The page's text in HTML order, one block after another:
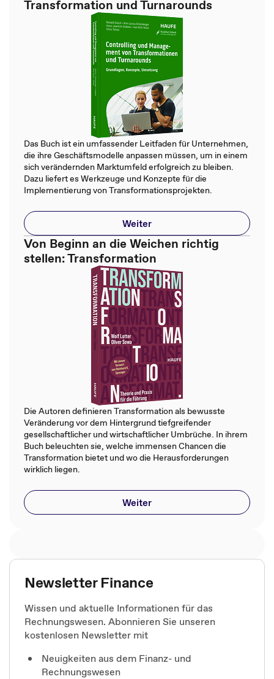
Transformation und Turnarounds
Das Buch ist ein umfassender Leitfaden für Unternehmen,
die ihre Geschäftsmodelle anpassen müssen, um in einem
sich verändernden Marktumfeld erfolgreich zu bleiben.
Dazu liefert es Werkzeuge und Konzepte für die
Implementierung von Transformationsprojekten.
Weiter
Von Beginn an die Weichen richtig
stellen: Transformation
Die Autoren definieren Transformation als bewusste
Veränderung vor dem Hintergrund tiefgreifender
gesellschaftlicher und wirtschaftlicher Umbrüche. In ihrem
Buch beleuchten sie, welche immensen Chancen die
Transformation bietet und wo die Herausforderungen
wirklich liegen.
Weiter
Newsletter Finance
Wissen und aktuelle Informationen für das
Rechnungswesen. Abonnieren Sie unseren
kostenlosen Newsletter mit
Neuigkeiten aus dem Finanz- und
Rechnungswesen